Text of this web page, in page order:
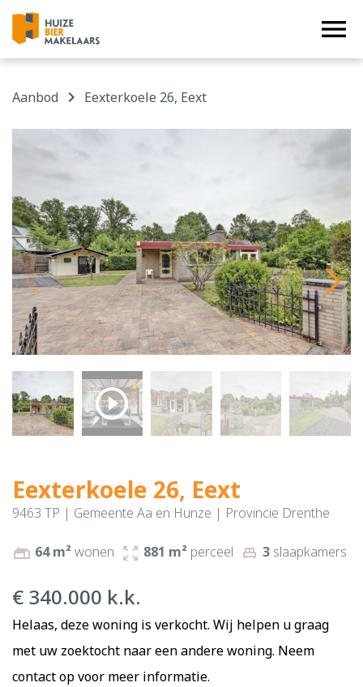
menu
Aanbod navigate_next Eexterkoele 26, Eext
play_circle_outline


Eexterkoele 26, Eext
9463 TP | Gemeente Aa en Hunze | Provincie Drenthe
gite 64 m²wonen zoom_out_map 881 m² perceel single_bed 3 slaapkamers
€ 340.000 k.k.
Helaas, deze woning is verkocht. Wij helpen u graag
met uw zoektocht naar een andere woning. Neem
contactop voor meer informatie.